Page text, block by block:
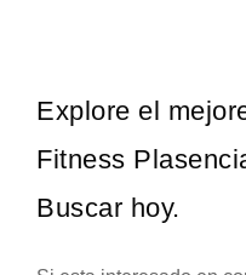
Explore el
Fitness
Buscar hoy.